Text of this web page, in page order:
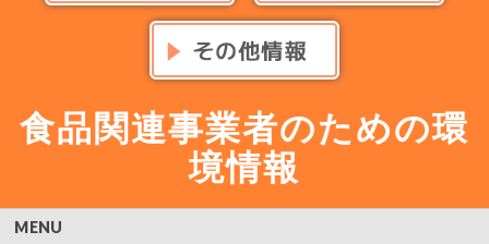
食品関連事業者のための環
境情報
MENU